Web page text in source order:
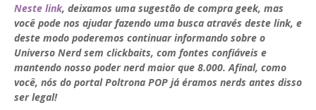
Neste link, deixamos uma sugestão de compra geek, mas
você pode nos ajudar fazendo uma busca através deste link, e
deste modo poderemos continuar informando sobre o
Universo Nerd sem clickbaits, com fontes confiáveis e
mantendo nosso poder nerd maior que 8.000. Afinal, como
você, nós do portal Poltrona POP já éramos nerds antes disso
ser legal!